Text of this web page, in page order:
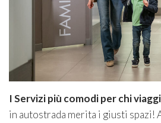
I Servizi più comodi per chi
in autostrada merita i giusti spazi!